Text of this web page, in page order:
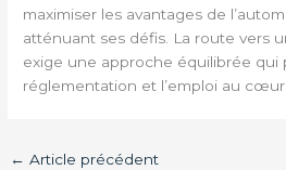
maximiser les avantages de
atténuant ses défis. La route vers
exige une approche équilibrée qui
réglementation et l’emploi au cœur
← Article précédent